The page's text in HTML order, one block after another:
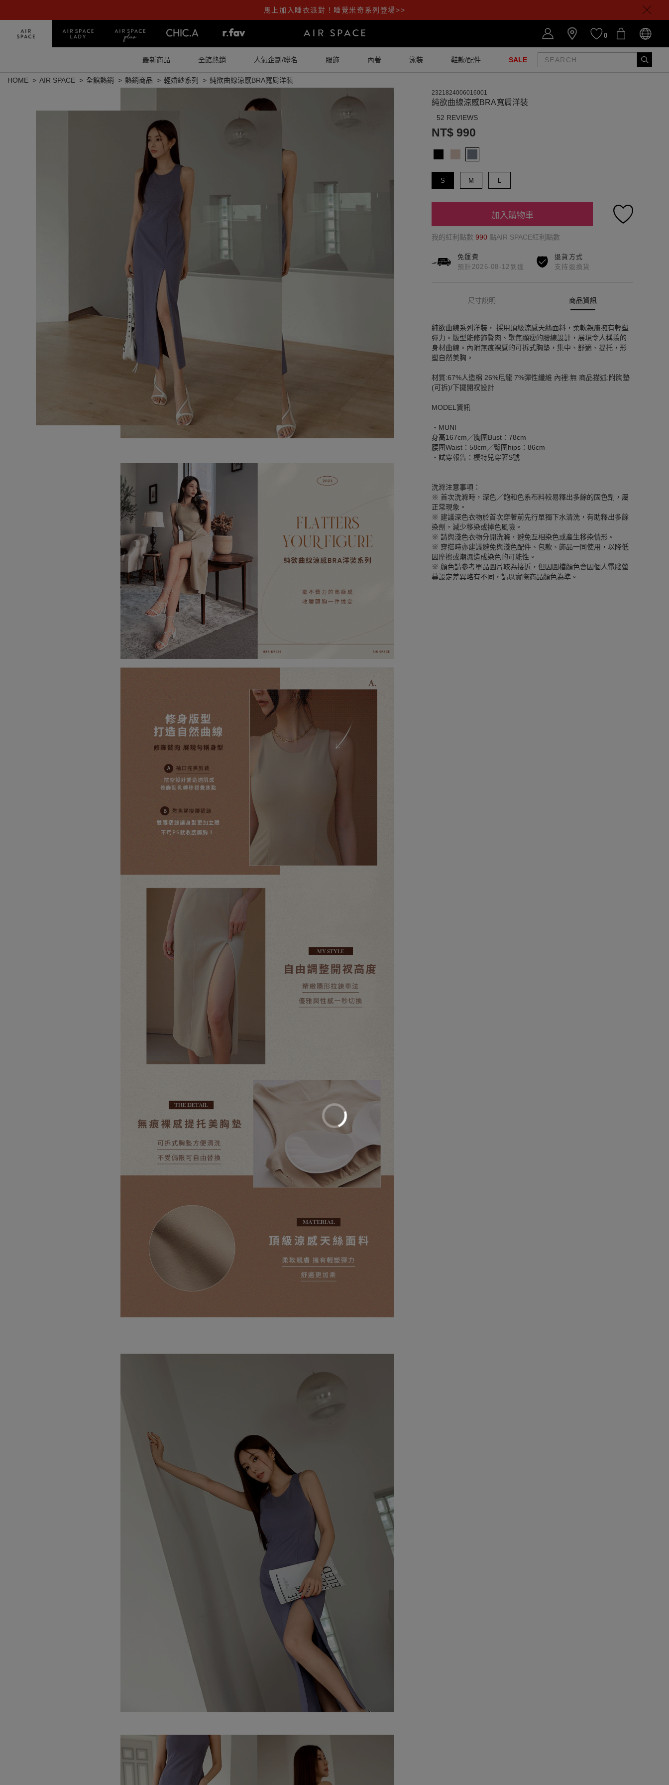
馬上加入睡衣派對！睡覺米奇系列登場>>
0
最新商品 全館熱銷 人氣企劃/聯名 服飾 內著 泳裝 鞋款/配件 SALE
HOME AIR SPACE 全館熱銷 熱銷商品 輕婚紗系列 純欲曲線涼感BRA寬肩洋裝
2321824006016001
純欲曲線涼感BRA寬肩洋裝
52 REVIEWS
NT$ 990
S M L
加入購物車
我的紅利點數 990 點AIR SPACE紅利點數
免運費
預計2026-08-12到達
退貨方式
支持退換貨
尺寸說明 商品資訊
純欲曲線系列洋裝， 採用頂級涼感天絲面料，柔軟親膚擁有輕塑
彈力。版型能修飾贅肉、聚焦顯瘦的腰線設計，展現令人稱羨的
身材曲線。內附無痕裸感的可拆式胸墊，集中、舒適、提托，形
塑自然美胸。
材質:67%人造棉 26%尼龍 7%彈性纖維 內裡:無 商品描述:附胸墊
(可拆)/下擺開衩設計
MODEL資訊
‧MUNI
身高167cm／胸圍Bust：78cm
腰圍Waist：58cm／臀圍hips：86cm
‧試穿報告：模特兒穿著S號
洗滌注意事項：
※ 首次洗滌時，深色／飽和色系布料較易釋出多餘的固色劑，屬
正常現象。
※ 建議深色衣物於首次穿著前先行單獨下水清洗，有助釋出多餘
染劑，減少移染或掉色風險。
※ 請與淺色衣物分開洗滌，避免互相染色或產生移染情形。
※ 穿搭時亦建議避免與淺色配件、包款、飾品一同使用，以降低
因摩擦或潮濕造成染色的可能性。
※ 顏色請參考單品圖片較為接近，但因圖檔顏色會因個人電腦螢
幕設定差異略有不同，請以實際商品顏色為準。